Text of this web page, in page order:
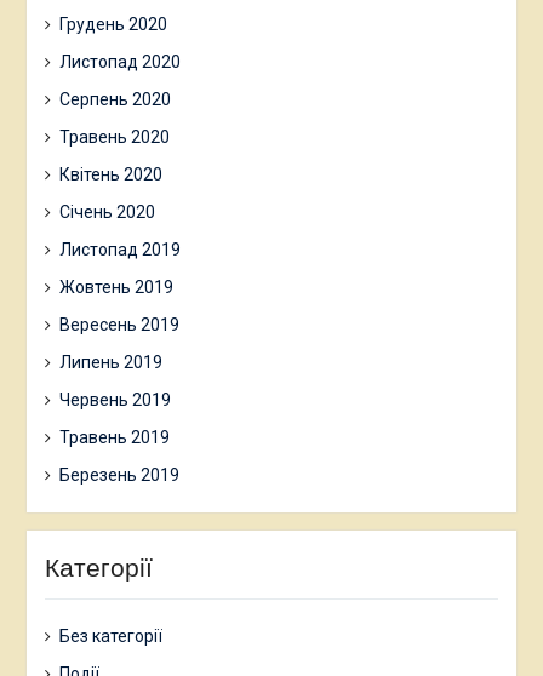
Грудень 2020
Листопад 2020
Серпень 2020
Травень 2020
Квітень 2020
Січень 2020
Листопад 2019
Жовтень 2019
Вересень 2019
Липень 2019
Червень 2019
Травень 2019
Березень 2019
Категорії
Без категорії